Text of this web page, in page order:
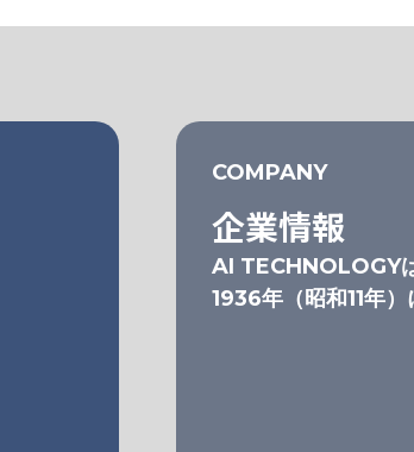
COMPANY
企業情報
AI TECHNOLOGY
1936年（昭和11年）